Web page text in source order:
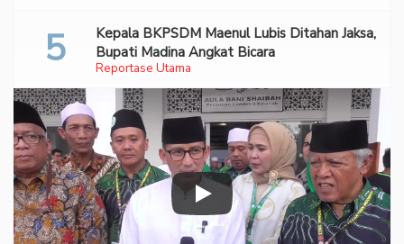
Reportase Utama
Kepala BKPSDM Maenul Lubis Ditahan Jaksa,
Bupati Madina Angkat Bicara